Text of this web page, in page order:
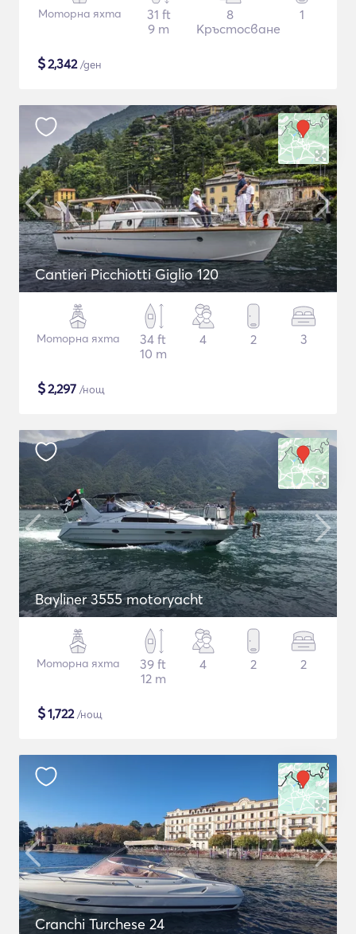
Моторна яхта
31 ft
9 m
8
Кръстосване
1
$2,342/ден
Cantieri Picchiotti Giglio 120
Моторна яхта
34 ft
10 m
4 2 3
$2,297 /нощ
Bayliner 3555 motoryacht
Моторна яхта
39 ft
12 m
4 2 2
$1,722/нощ
Cranchi Turchese 24